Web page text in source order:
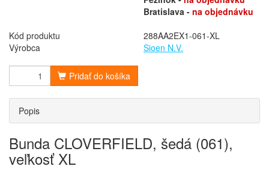
Bratislava - na objednávku
Kód produktu
288AA2EX1-061-XL
Výrobca
Sioen N.V.
Pridať do košíka
Popis
Bunda CLOVERFIELD, šedá (061),
veľkosť XL